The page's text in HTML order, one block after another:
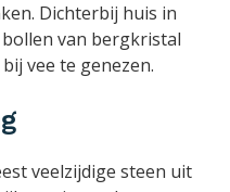
Dichterbij huis in
van bergkristal
vee te genezen.
veelzijdige steen uit